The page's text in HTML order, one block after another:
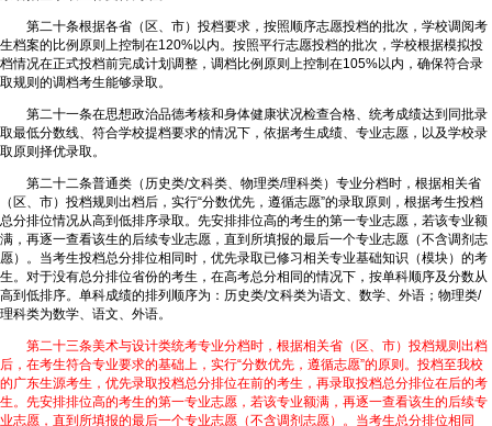
第二十条根据各省（区、市）投档要求，按照顺序志愿投档的批次，学校调阅考
生档案的比例原则上控制在120%以内。按照平行志愿投档的批次，学校根据模拟投
档情况在正式投档前完成计划调整，调档比例原则上控制在105%以内，确保符合录
取规则的调档考生能够录取。
第二十一条在思想政治品德考核和身体健康状况检查合格、统考成绩达到同批录
取最低分数线、符合学校提档要求的情况下，依据考生成绩、专业志愿，以及学校录
取原则择优录取。
第二十二条普通类（历史类/文科类、物理类/理科类）专业分档时，根据相关省
（区、市）投档规则出档后，实行“分数优先，遵循志愿”的录取原则，根据考生投档
总分排位情况从高到低排序录取。先安排排位高的考生的第一专业志愿，若该专业额
满，再逐一查看该生的后续专业志愿，直到所填报的最后一个专业志愿（不含调剂志
愿）。当考生投档总分排位相同时，优先录取已修习相关专业基础知识（模块）的考
生。对于没有总分排位省份的考生，在高考总分相同的情况下，按单科顺序及分数从
高到低排序。单科成绩的排列顺序为：历史类/文科类为语文、数学、外语；物理类/
理科类为数学、语文、外语。
第二十三条美术与设计类统考专业分档时，根据相关省（区、市）投档规则出档
后，在考生符合专业要求的基础上，实行“分数优先，遵循志愿”的原则。投档至我校
的广东生源考生，优先录取投档总分排位在前的考生，再录取投档总分排位在后的考
生。先安排排位高的考生的第一专业志愿，若该专业额满，再逐一查看该生的后续专
业志愿，直到所填报的最后一个专业志愿（不含调剂志愿）。当考生总分排位相同